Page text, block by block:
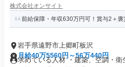
株式会社オンサイト
前給保障・年収630万円可！賞与2＋
岩手県遠野市上郷町板沢
月給40万5560円～56万440円
求めている人材 ・建築、空調・